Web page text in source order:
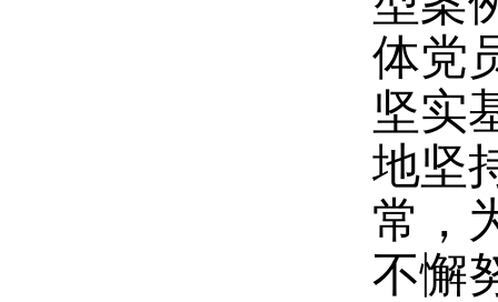
体党
坚实
地坚
常，
不懈